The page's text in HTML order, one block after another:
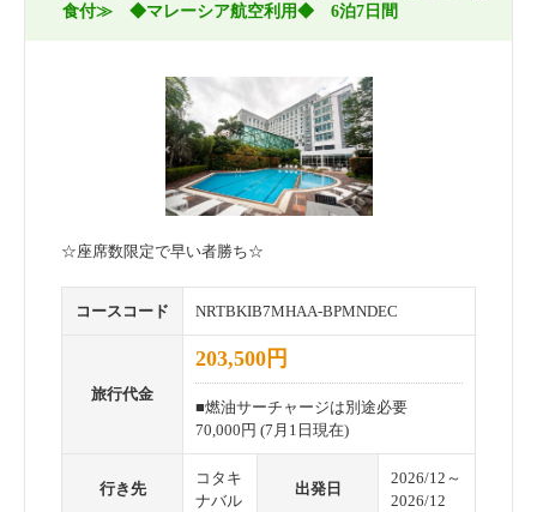
食付≫ ◆マレーシア航空利用◆ 6泊7日間
☆座席数限定で早い者勝ち☆
コースコード NRTBKIB7MHAA-BPMNDEC
旅行代金
203,500円
■燃油サーチャージは別途必要
70,000円 (7月1日現在)
行き先
コタキ
ナバル
出発日
2026/12～
2026/12